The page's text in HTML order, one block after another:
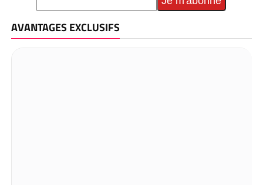
AVANTAGES EXCLUSIFS